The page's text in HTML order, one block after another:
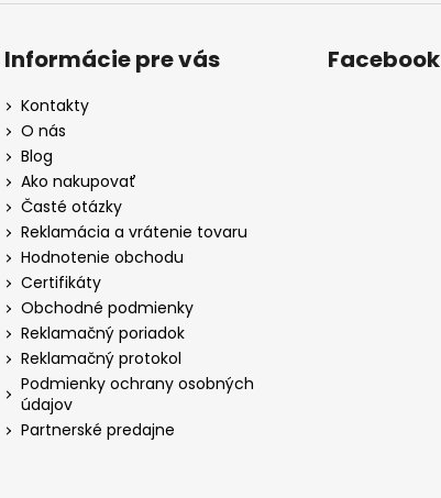
Informácie pre vás
Kontakty
O nás
Blog
Ako nakupovať
Časté otázky
Reklamácia a vrátenie tovaru
Hodnotenie obchodu
Certifikáty
Obchodné podmienky
Reklamačný poriadok
Reklamačný protokol
Podmienky ochrany osobných
údajov
Partnerské predajne
Facebook